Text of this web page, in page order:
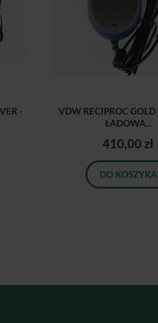
-
VDW RECIPROC GOLD
ŁADOWA...
410,00 zł
DO KOSZYKA